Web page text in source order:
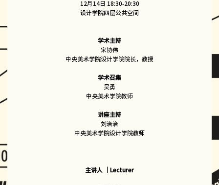
12月14日 18:30-20:30
设计学院四层公共空间
学术主持
宋协伟
中央美术学院设计学院院长，教授
学术召集
吴勇
中央美术学院教师
讲座主持
刘治治
中央美术学院设计学院教师
主讲人 ｜Lecturer